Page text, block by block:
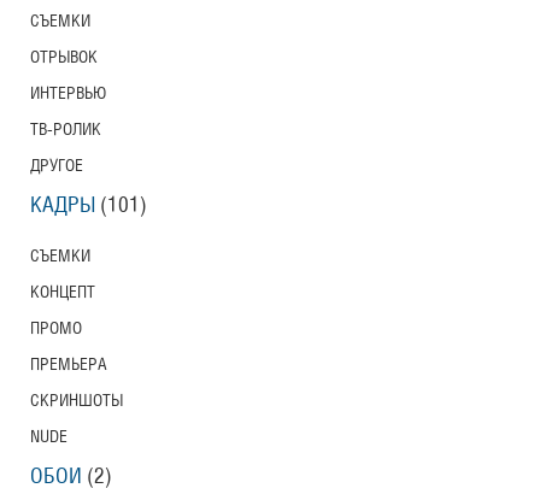
СЪЕМКИ
ОТРЫВОК
ИНТЕРВЬЮ
ТВ-РОЛИК
ДРУГОЕ
КАДРЫ (101)
СЪЕМКИ
КОНЦЕПТ
ПРОМО
ПРЕМЬЕРА
СКРИНШОТЫ
NUDE
ОБОИ (2)